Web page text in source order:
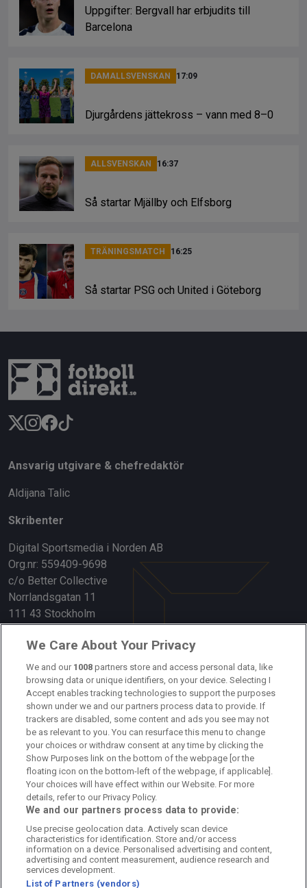
Uppgifter: Bergvall har erbjudits till
Barcelona
DAMALLSVENSKAN 17:09
Djurgårdens jättekross – vann med 8–0
ALLSVENSKAN 16:37
Så startar Mjällby och Elfsborg
TRÄNINGSMATCH 16:25
Så startar PSG och United i Göteborg
Ansvarig utgivare & chefredaktör
Aldijana Talic
Skribenter
Digital Sportsmedia i Norden AB
Org.nr: 559409-9698
c/o Better Collective
Norrlandsgatan 11
111 43 Stockholm
Länkar
Om oss
Kontakta oss
Kundtjänst
Sponsor: Rekatochklart
Annonsera på Fotbolldirekt
Redaktionell policy
Personuppgiftspolicy
Cookiepolicy
We Care About Your Privacy
We and our 1008 partners store and access personal data, like
browsing data or unique identifiers, on your device. Selecting I
Accept enables tracking technologies to support the purposes
shown under we and our partners process data to provide. If
trackers are disabled, some content and ads you see may not
be as relevant to you. You can resurface this menu to change
your choices or withdraw consent at any time by clicking the
Show Purposes link on the bottom of the webpage [or the
floating icon on the bottom-left of the webpage, if applicable].
Your choices will have effect within our Website. For more
details, refer to our Privacy Policy.
We and our partners process data to provide:
Use precise geolocation data. Actively scan device
characteristics for identification. Store and/or access
information on a device. Personalised advertising and content,
advertising and content measurement, audience research and
services development.
List of Partners (vendors)